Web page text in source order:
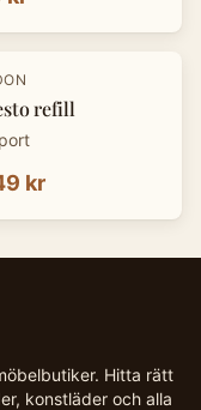
refill
kr
Hitta rätt
konstläder och alla